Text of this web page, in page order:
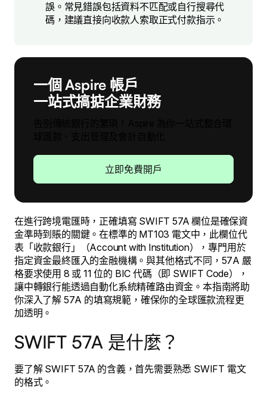
誤。常見錯誤包括資料不匹配或自行搜尋代
碼，建議直接向收款人索取正式付款指示。
一個 Aspire 帳戶
一站式搞掂企業財務
立即免費開戶
在進行跨境電匯時，正確填寫 SWIFT 57A 欄位是確保資
金準時到賬的關鍵。在標準的 MT103 電文中，此欄位代
表「收款銀行」（Account with Institution），專門用於
指定資金最終匯入的金融機構。與其他格式不同，57A 嚴
格要求使用 8 或 11 位的 BIC 代碼（即 SWIFT Code），
讓中轉銀行能透過自動化系統精確路由資金。本指南將助
你深入了解 57A 的填寫規範，確保你的全球匯款流程更
加透明。
SWIFT 57A 是什麼？
要了解 SWIFT 57A 的含義，首先需要熟悉 SWIFT 電文
的格式。